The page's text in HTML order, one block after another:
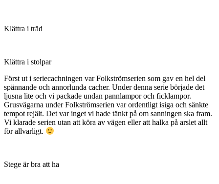
Klättra i träd
Klättra i stolpar
Först ut i seriecachningen var Folkströmserien som gav en hel del
spännande och annorlunda cacher. Under denna serie började det
ljusna lite och vi packade undan pannlampor och ficklampor.
Grusvägarna under Folkströmserien var ordentligt isiga och sänkte
tempot rejält. Det var inget vi hade tänkt på om sanningen ska fram.
Vi klarade serien utan att köra av vägen eller att halka på arslet allt
för allvarligt.
Stege är bra att ha